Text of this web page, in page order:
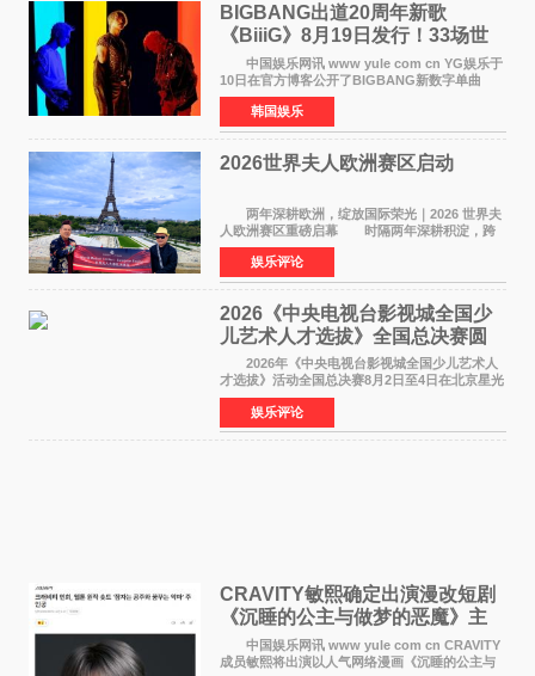
BIGBANG出道20周年新歌
《BiiiG》8月19日发行！33场世
界巡演同步启航
中国娱乐网讯 www yule com cn YG娱乐于
10日在官方博客公开了BIGBANG新数字单曲
《BiiiG》的海报，宣布新歌将于8月19日——组
合出道20周年纪念日正式发行。歌名取自意为"巨
大""宏大"的"BIG"
韩国娱乐
2026世界夫人欧洲赛区启动
两年深耕欧洲，绽放国际荣光｜2026 世界夫
人欧洲赛区重磅启幕 时隔两年深耕积淀，跨
越多国文化游学！伴随着国际影响力持续攀升，
2026 世界夫人欧洲赛区正式全面启动。本次赛区
落地，是世
娱乐评论
2026《中央电视台影视城全国少
儿艺术人才选拔》全国总决赛圆
满落幕
2026年《中央电视台影视城全国少儿艺术人
才选拔》活动全国总决赛8月2日至4日在北京星光
影视园成功举办！ 活动于8月2日迎来全国总
决赛的盛大开幕。一年一度的该项活动依然延续
着经典的四大板
娱乐评论
CRAVITY敏熙确定出演漫改短剧
《沉睡的公主与做梦的恶魔》主
人公
中国娱乐网讯 www yule com cn CRAVITY
成员敏熙将出演以人气网络漫画《沉睡的公主与